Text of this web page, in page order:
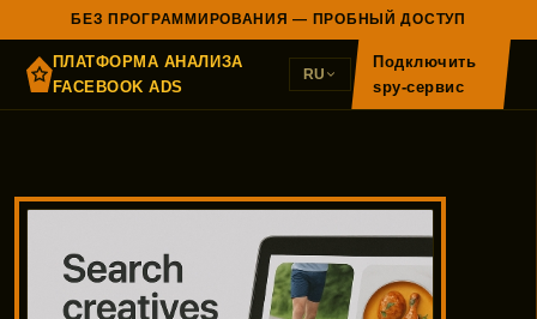
БЕЗ ПРОГРАММИРОВАНИЯ — ПРОБНЫЙ ДОСТУП
ПЛАТФОРМА АНАЛИЗА
FACEBOOK ADS
RU
Подключить
spy-сервис